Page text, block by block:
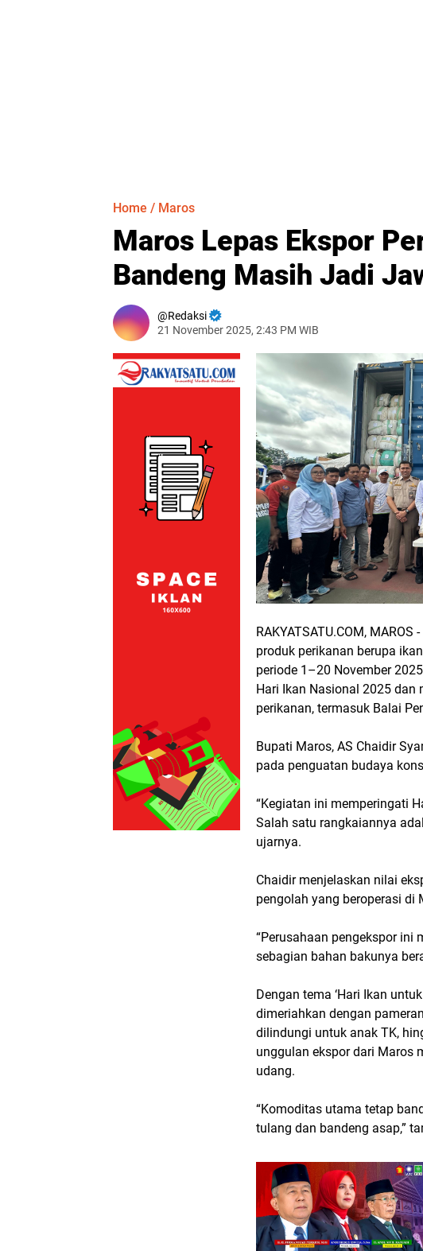
Home / Maros
Maros Lepas Ekspor
Bandeng Masih Jadi
Redaksi
21 November 2025, 2:43 PM WIB
RAKYATSATU.COM, MAROS -
produk perikanan berupa
periode 1–20 November
Hari Ikan Nasional 2025 dan
perikanan, termasuk Balai
Bupati Maros, AS Chaidir
pada penguatan budaya
“Kegiatan ini memperingati
Salah satu rangkaiannya
ujarnya.
Chaidir menjelaskan nilai
pengolah yang beroperasi di
“Perusahaan pengekspor ini
sebagian bahan bakunya
Dengan tema ‘Hari Ikan
dimeriahkan dengan
dilindungi untuk anak TK,
unggulan ekspor dari Maros
udang.
“Komoditas utama tetap
tulang dan bandeng asap,”